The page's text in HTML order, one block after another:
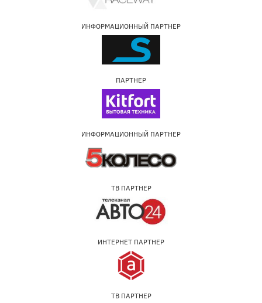
ИНФОРМАЦИОННЫЙ ПАРТНЕР
ПАРТНЕР
ИНФОРМАЦИОННЫЙ ПАРТНЕР
ТВ ПАРТНЕР
ИНТЕРНЕТ ПАРТНЕР
ТВ ПАРТНЕР